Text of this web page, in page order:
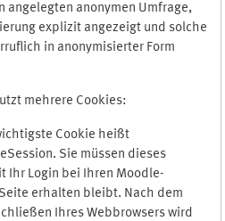
angelegten anonymen Umfrage,
explizit angezeigt und solche
in anonymisierter Form
mehrere Cookies:
Cookie heißt
Sie müssen dieses
Ihr Login bei Ihren Moodle-
erhalten bleibt. Nach dem
Ihres Webbrowsers wird